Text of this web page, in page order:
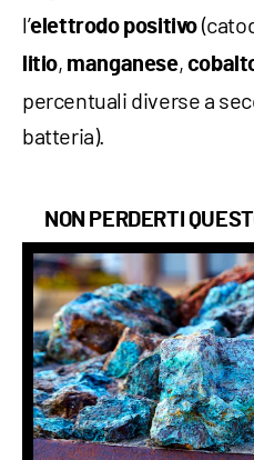
l’elettrodo positivo
litio, manganese,
percentuali diverse a
batteria).
NON PERDERTI